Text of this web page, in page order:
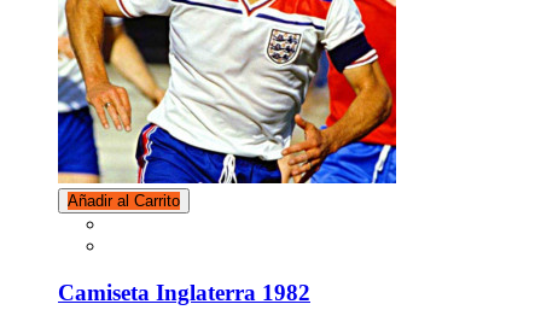
Añadir al Carrito
Camiseta Inglaterra 1982